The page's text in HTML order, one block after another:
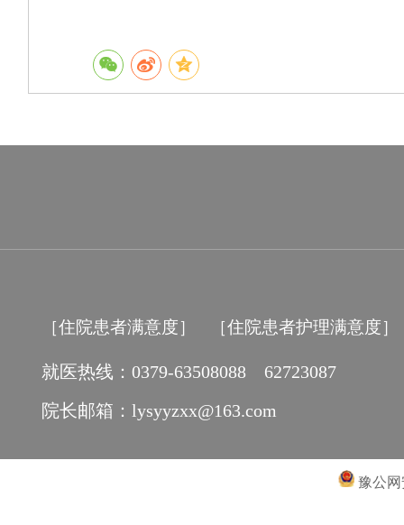
［住院患者满意度］ ［住院患者护理满意度］
就医热线：0379-63508088 62723087
院长邮箱：lysyyzxx@163.com
豫公网